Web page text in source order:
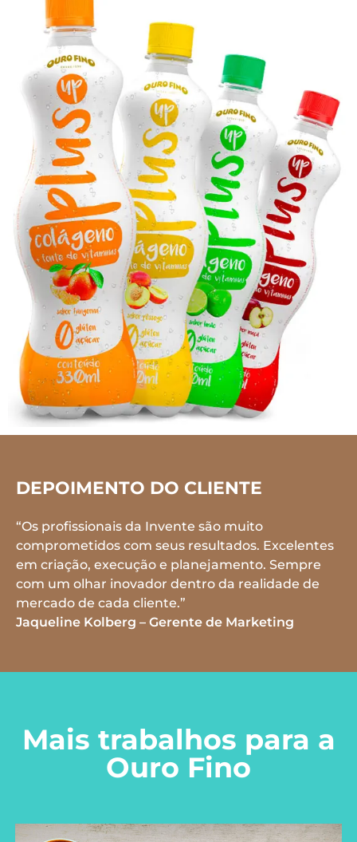
DEPOIMENTO DO CLIENTE
“Os profissionais da Invente são muito
comprometidos com seus resultados. Excelentes
em criação, execução e planejamento. Sempre
com um olhar inovador dentro da realidade de
mercado de cada cliente.”
Jaqueline Kolberg – Gerente de Marketing
Mais trabalhos para a
Ouro Fino